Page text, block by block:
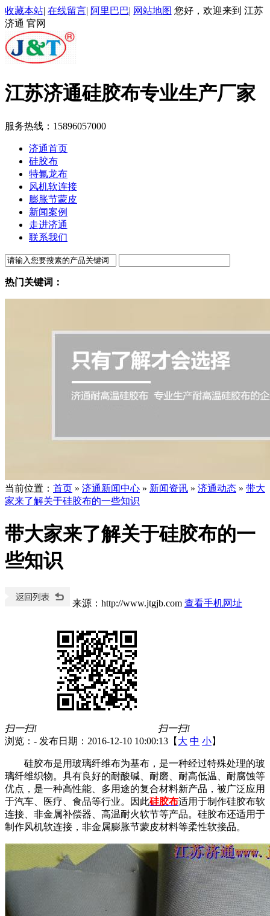
收藏本站| 在线留言| 阿里巴巴| 网站地图 您好，欢迎来到 江苏
济通 官网
江苏济通硅胶布专业生产厂家
服务热线： 15896057000
济通首页
硅胶布
特氟龙布
风机软连接
膨胀节蒙皮
新闻案例
走进济通
联系我们
热门关键词：
当前位置 ： 首页 » 济通新闻中心 » 新闻资讯 » 济通动态 » 带大
家来了解关于硅胶布的一些知识
带大家来了解关于硅胶布的一
些知识
来源：http://www.jtgjb.com 查看手机网址
扫一扫!
扫一扫!
浏览： - 发布日期：2016-12-10 10:00:13【 大 中 小】
硅胶布是用玻璃纤维布为基布，是一种经过特殊处理的玻
璃纤维织物。具有良好的耐酸碱、耐磨、耐高低温、耐腐蚀等
优点，是一种高性能、多用途的复合材料新产品，被广泛应用
于汽车、医疗、食品等行业。因此硅胶布适用于制作硅胶布软
连接、非金属补偿器、高温耐火软节等产品。硅胶布还适用于
制作风机软连接，非金属膨胀节蒙皮材料等柔性软接品。